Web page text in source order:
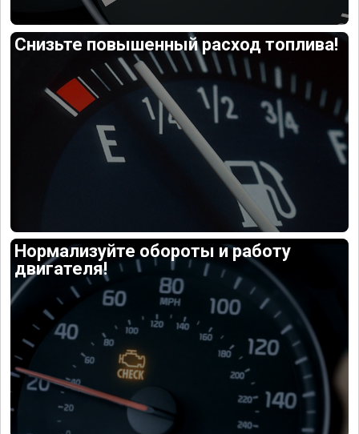
Снизьте повышенный расход топлива!
Нормализуйте обороты и работу
двигателя!